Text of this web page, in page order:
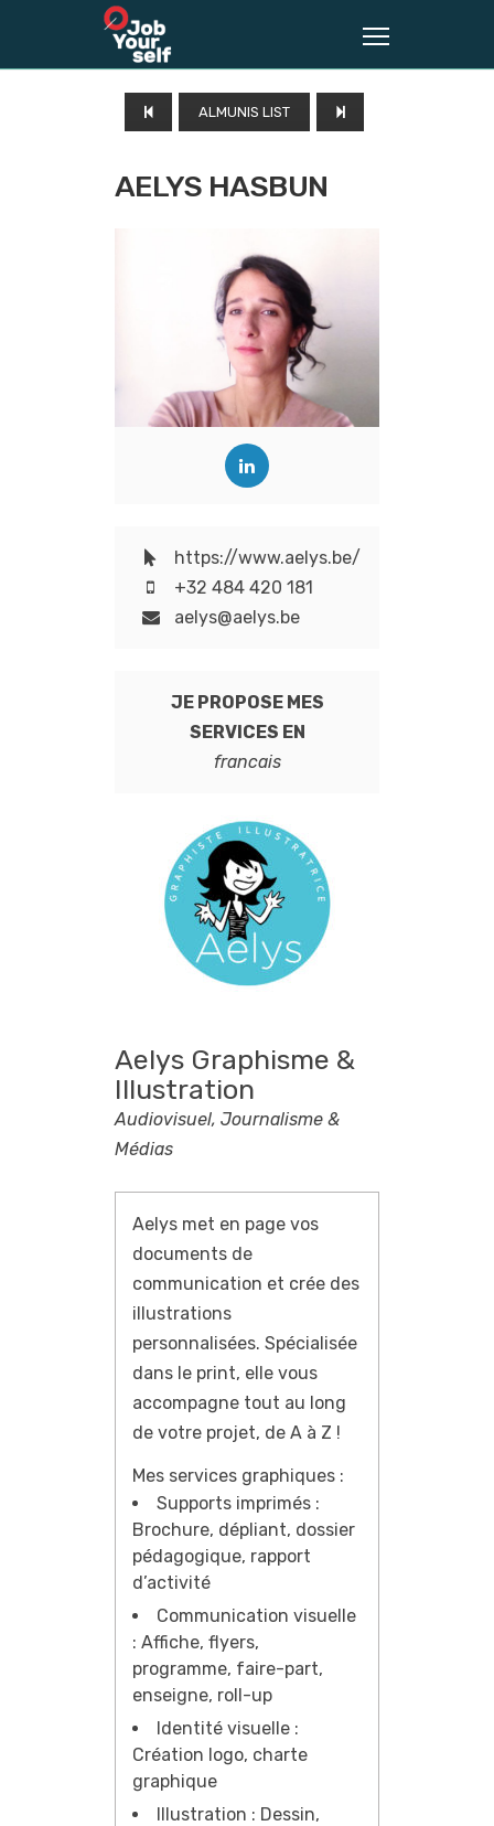
ALMUNIS LIST
AELYS HASBUN
https://www.aelys.be/
+32 484 420 181
aelys@aelys.be
JE PROPOSE MES
SERVICES EN
francais
Aelys Graphisme &
Illustration
Audiovisuel, Journalisme &
Médias
Aelys met en page vos
documents de
communication et crée des
illustrations
personnalisées. Spécialisée
dans le print, elle vous
accompagne tout au long
de votre projet, de A à Z !
Mes services graphiques :
Supports imprimés :
Brochure, dépliant, dossier
pédagogique, rapport
d’activité
Communication visuelle
: Affiche, flyers,
programme, faire-part,
enseigne, roll-up
Identité visuelle :
Création logo, charte
graphique
Illustration : Dessin,